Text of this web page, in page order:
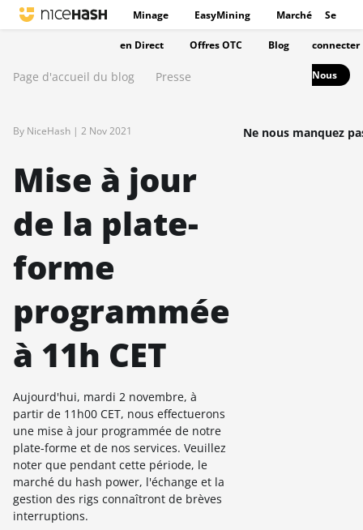
Minage EasyMining Marché
en Direct Offres OTC Blog
Se
connecter
Nous
Page d'accueil du blog Presse
By NiceHash | 2 Nov 2021
Mise à jour
de la plate-
forme
programmée
à 11h CET
Aujourd'hui, mardi 2 novembre, à
partir de 11h00 CET, nous effectuerons
une mise à jour programmée de notre
plate-forme et de nos services. Veuillez
noter que pendant cette période, le
marché du hash power, l'échange et la
gestion des rigs connaîtront de brèves
interruptions.
Ne nous manquez